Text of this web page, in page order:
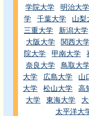
学院大学
明治大学
学
千葉大学 山梨
三重大学
新潟大学
大阪大学
関西大
院大学
甲南大学
奈良大学
鳥取大
大学
広島大学 山
大学
松山大学 高
大学
東海大学
太平洋大